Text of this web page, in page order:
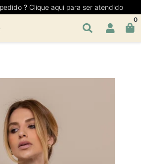
? Clique aqui para ser atendido
0